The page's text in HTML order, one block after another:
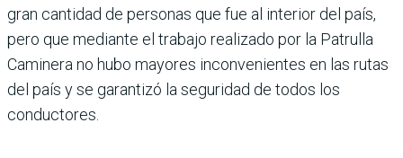
gran cantidad de personas que fue al interior del país,
pero que mediante el trabajo realizado por la Patrulla
Caminera no hubo mayores inconvenientes en las rutas
del país y se garantizó la seguridad de todos los
conductores.